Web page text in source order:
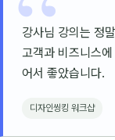
강사님 강의는 정
고객과 비즈니스
어서 좋았습니다.
디자인씽킹 워크샵